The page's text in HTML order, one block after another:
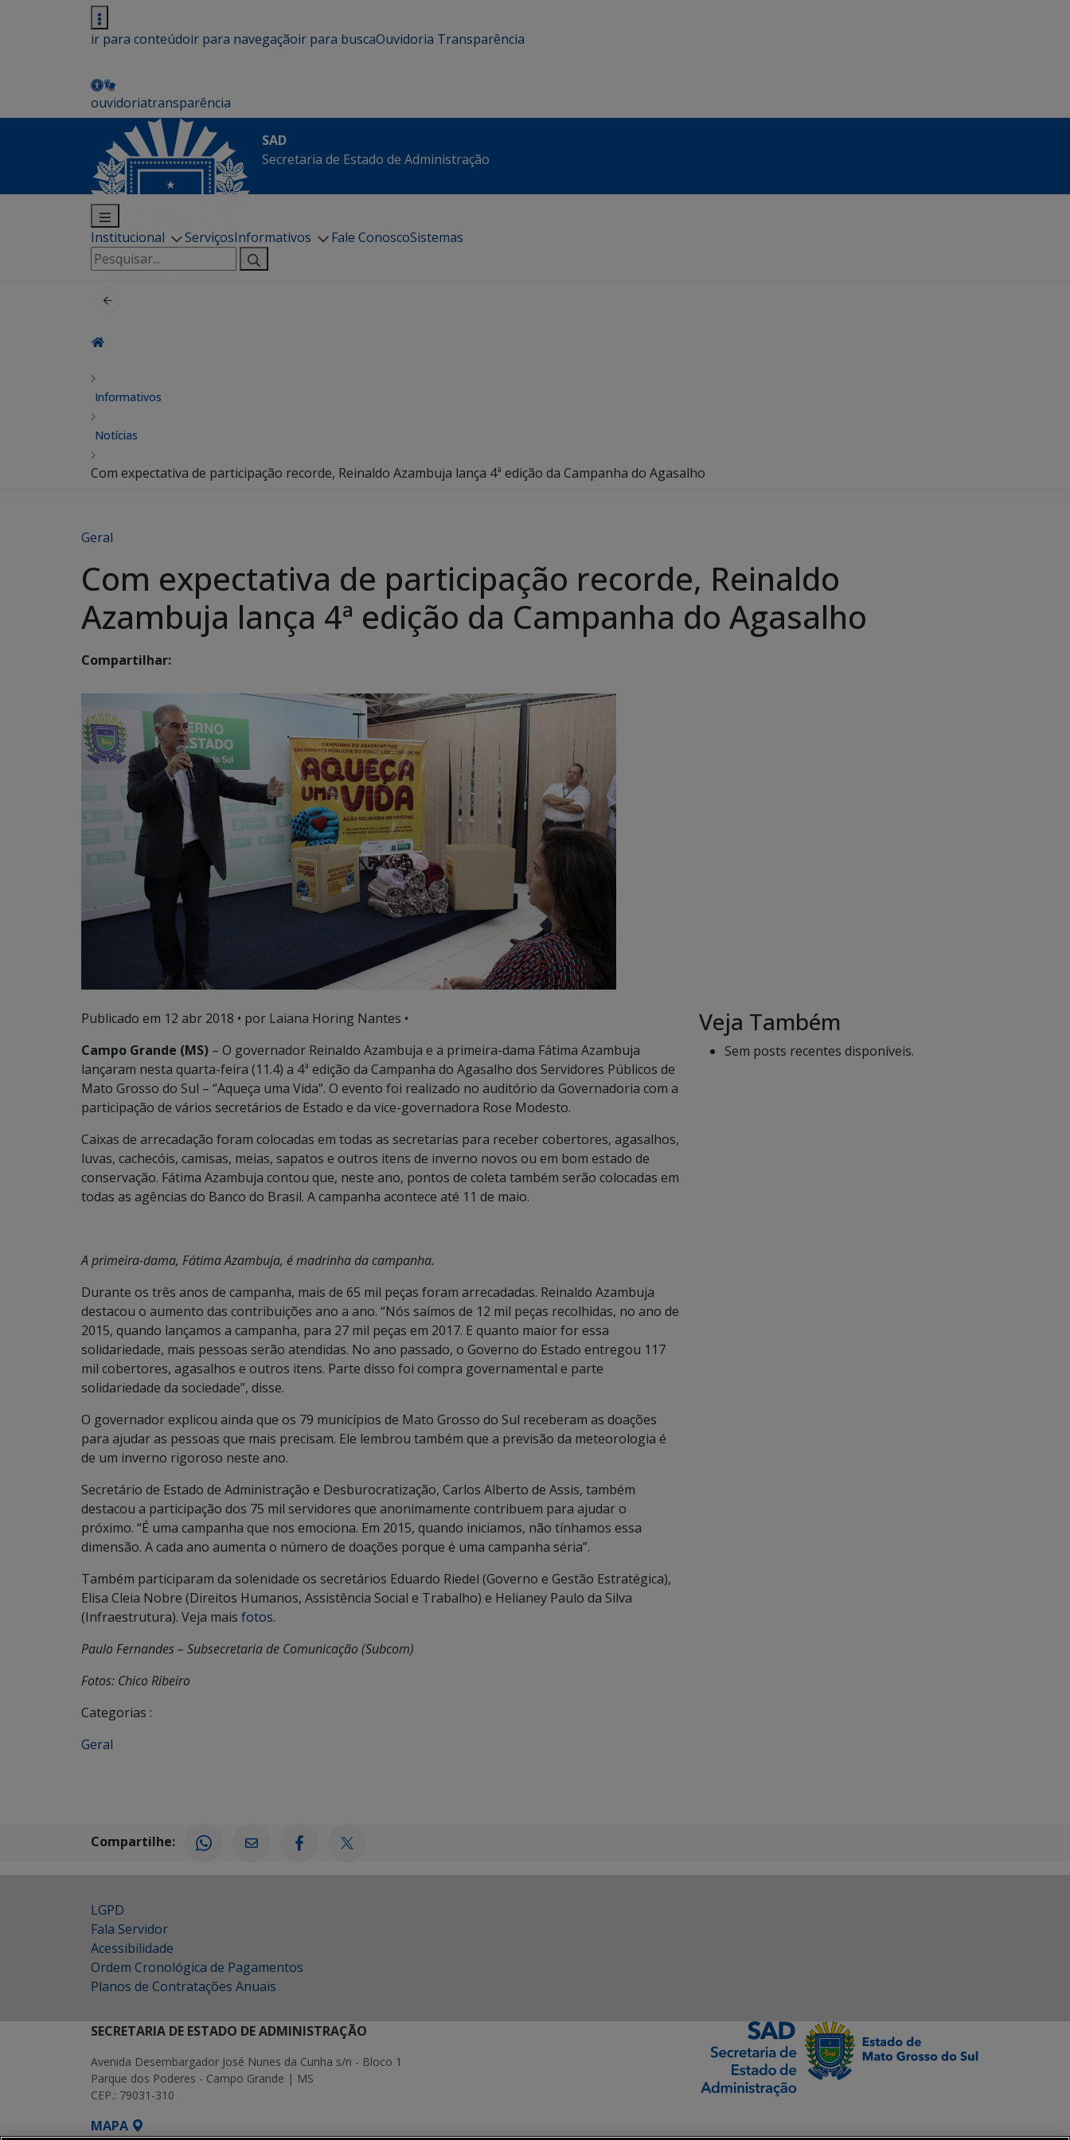
ir para conteúdoir para navegaçãoir para buscaOuvidoria Transparência
ouvidoriatransparência
SAD
Secretaria de Estado de Administração
Institucional ServiçosInformativos Fale ConoscoSistemas
Pesquisar
por:
Informativos
Notícias
Com expectativa de participação recorde, Reinaldo Azambuja lança 4ª edição da Campanha do Agasalho
Geral
Com expectativa de participação recorde, Reinaldo
Azambuja lança 4ª edição da Campanha do Agasalho
Compartilhar:
Publicado em 12 abr 2018 • por Laiana Horing Nantes •
Campo Grande (MS) – O governador Reinaldo Azambuja e a primeira-dama Fátima Azambuja
lançaram nesta quarta-feira (11.4) a 4ª edição da Campanha do Agasalho dos Servidores Públicos de
Mato Grosso do Sul – “Aqueça uma Vida”. O evento foi realizado no auditório da Governadoria com a
participação de vários secretários de Estado e da vice-governadora Rose Modesto.
Caixas de arrecadação foram colocadas em todas as secretarias para receber cobertores, agasalhos,
luvas, cachecóis, camisas, meias, sapatos e outros itens de inverno novos ou em bom estado de
conservação. Fátima Azambuja contou que, neste ano, pontos de coleta também serão colocadas em
todas as agências do Banco do Brasil. A campanha acontece até 11 de maio.
A primeira-dama, Fátima Azambuja, é madrinha da campanha.
Durante os três anos de campanha, mais de 65 mil peças foram arrecadadas. Reinaldo Azambuja
destacou o aumento das contribuições ano a ano. “Nós saímos de 12 mil peças recolhidas, no ano de
2015, quando lançamos a campanha, para 27 mil peças em 2017. E quanto maior for essa
solidariedade, mais pessoas serão atendidas. No ano passado, o Governo do Estado entregou 117
mil cobertores, agasalhos e outros itens. Parte disso foi compra governamental e parte
solidariedade da sociedade”, disse.
O governador explicou ainda que os 79 municípios de Mato Grosso do Sul receberam as doações
para ajudar as pessoas que mais precisam. Ele lembrou também que a previsão da meteorologia é
de um inverno rigoroso neste ano.
Secretário de Estado de Administração e Desburocratização, Carlos Alberto de Assis, também
destacou a participação dos 75 mil servidores que anonimamente contribuem para ajudar o
próximo. “É uma campanha que nos emociona. Em 2015, quando iniciamos, não tínhamos essa
dimensão. A cada ano aumenta o número de doações porque é uma campanha séria”.
Também participaram da solenidade os secretários Eduardo Riedel (Governo e Gestão Estratégica),
Elisa Cleia Nobre (Direitos Humanos, Assistência Social e Trabalho) e Helianey Paulo da Silva
(Infraestrutura). Veja mais fotos.
Paulo Fernandes – Subsecretaria de Comunicação (Subcom)
Fotos: Chico Ribeiro
Categorias :
Geral
Veja Também
Sem posts recentes disponíveis.
Compartilhe:
LGPD
Fala Servidor
Acessibilidade
Ordem Cronológica de Pagamentos
Planos de Contratações Anuais
SECRETARIA DE ESTADO DE ADMINISTRAÇÃO
Avenida Desembargador José Nunes da Cunha s/n - Bloco 1
Parque dos Poderes - Campo Grande | MS
CEP.: 79031-310
MAPA